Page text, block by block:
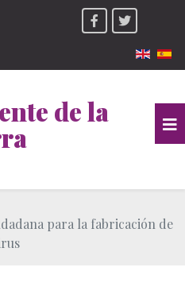
de la
para la fabricación de